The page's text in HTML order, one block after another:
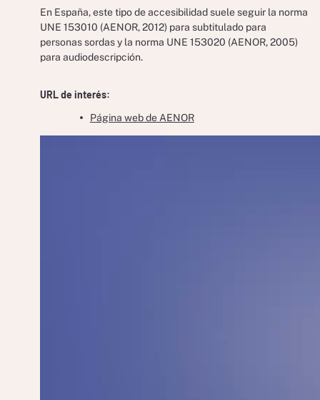
En España, este tipo de accesibilidad suele seguir la norma
UNE 153010 (AENOR, 2012) para subtitulado para
personas sordas y la norma UNE 153020 (AENOR, 2005)
para audiodescripción.
URL de interés:
Página web de AENOR